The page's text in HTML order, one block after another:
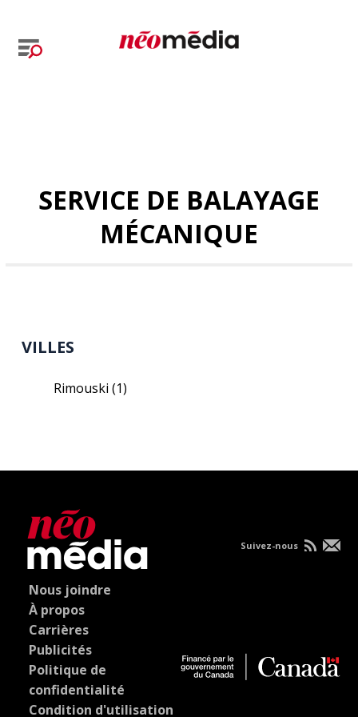
SERVICE DE BALAYAGE
MÉCANIQUE
VILLES
Rimouski(1)
Nous joindre
À propos
Carrières
Publicités
Politique de
confidentialité
Condition d'utilisation
Suivez-nous